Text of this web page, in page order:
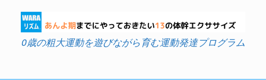
content
0歳の粗大運動を遊びながら育む運動発達プログラム